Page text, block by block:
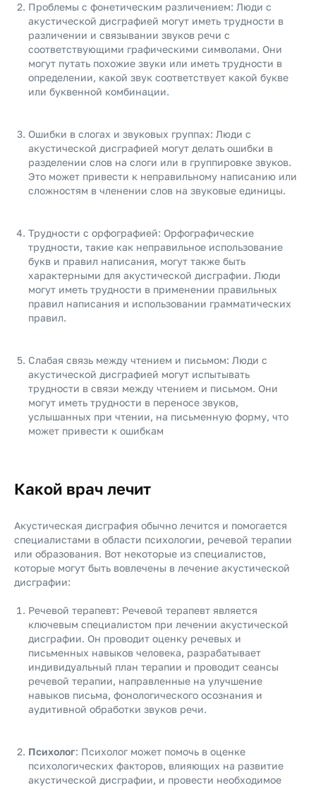
Проблемы с фонетическим различением: Люди с
акустической дисграфией могут иметь трудности в
различении и связывании звуков речи с
соответствующими графическими символами. Они
могут путать похожие звуки или иметь трудности в
определении, какой звук соответствует какой букве
или буквенной комбинации.
Ошибки в слогах и звуковых группах: Люди с
акустической дисграфией могут делать ошибки в
разделении слов на слоги или в группировке звуков.
Это может привести к неправильному написанию или
сложностям в членении слов на звуковые единицы.
Трудности с орфографией: Орфографические
трудности, такие как неправильное использование
букв и правил написания, могут также быть
характерными для акустической дисграфии. Люди
могут иметь трудности в применении правильных
правил написания и использовании грамматических
правил.
Слабая связь между чтением и письмом: Люди с
акустической дисграфией могут испытывать
трудности в связи между чтением и письмом. Они
могут иметь трудности в переносе звуков,
услышанных при чтении, на письменную форму, что
может привести к ошибкам
Какой врач лечит
Акустическая дисграфия обычно лечится и помогается
специалистами в области психологии, речевой терапии
или образования. Вот некоторые из специалистов,
которые могут быть вовлечены в лечение акустической
дисграфии:
Речевой терапевт: Речевой терапевт является
ключевым специалистом при лечении акустической
дисграфии. Он проводит оценку речевых и
письменных навыков человека, разрабатывает
индивидуальный план терапии и проводит сеансы
речевой терапии, направленные на улучшение
навыков письма, фонологического осознания и
аудитивной обработки звуков речи.
Психолог: Психолог может помочь в оценке
психологических факторов, влияющих на развитие
акустической дисграфии, и провести необходимое